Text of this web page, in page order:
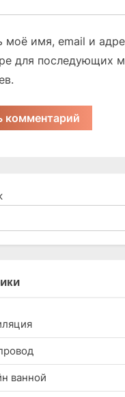
моё имя, email и
для последующих
ванной